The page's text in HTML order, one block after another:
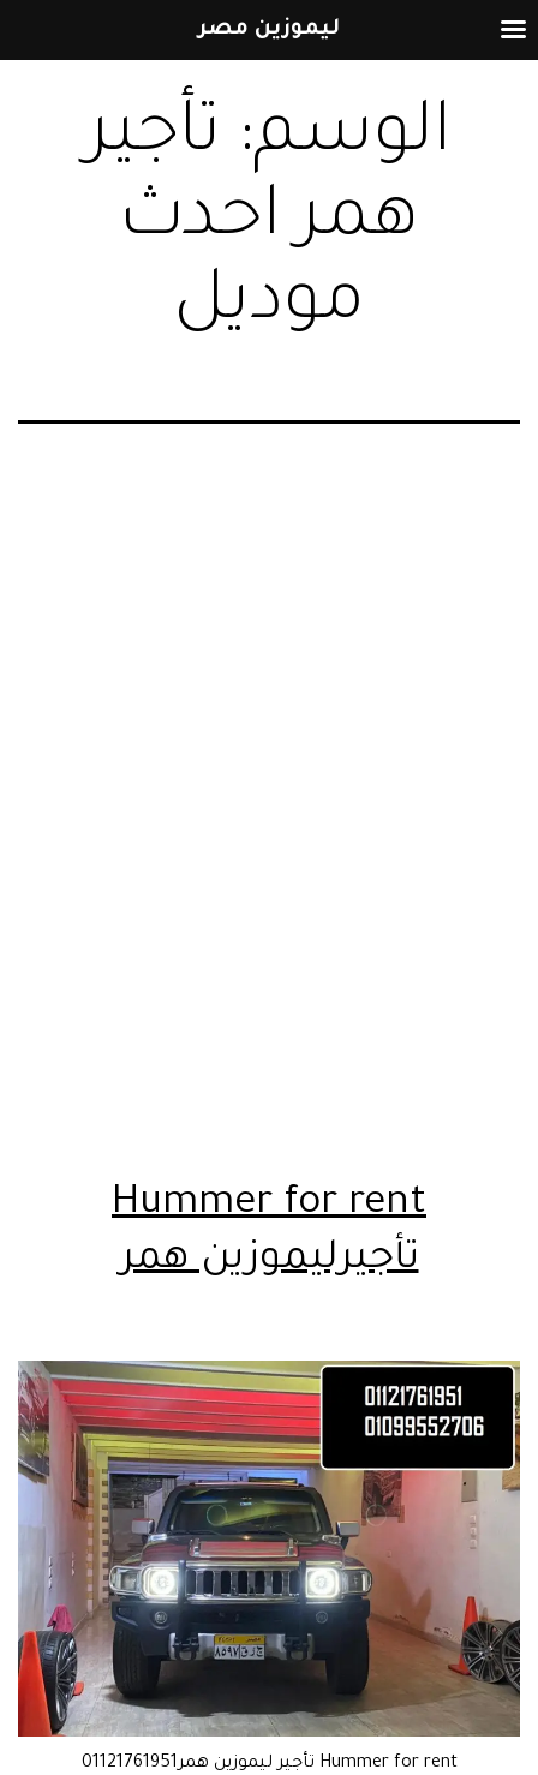
إلى
المحتوىالوسم: تأجير
همر احدث
موديل
Hummer for rent
تأجيرليموزين همر
Hummer for rent تأجير ليموزين همر01121761951
ليموزين مصر